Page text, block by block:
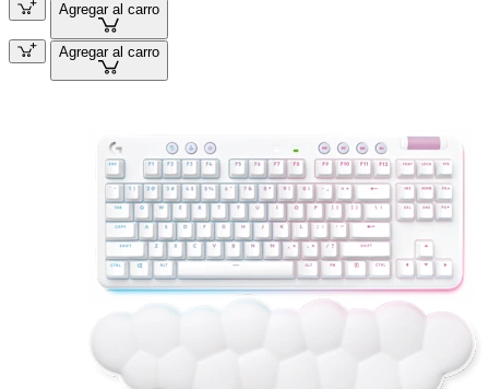
Agregar al carro
Agregar al carro